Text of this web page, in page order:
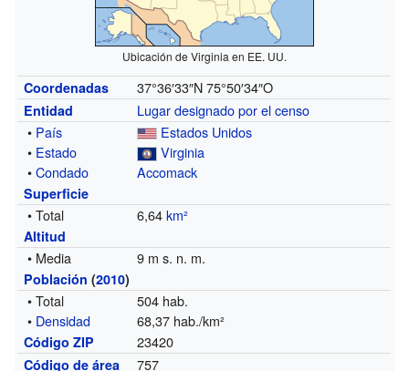
Ubicación de Virginia en EE. UU.
Coordenadas 37°36′33″N 75°50′34″O
Entidad
Lugar designado por el censo
• País
Estados Unidos
• Estado
Virginia
•Condado Accomack
Superficie
• Total 6,64km²
Altitud
• Media 9 m s. n. m.
Población (2010)
• Total
504 hab.
• Densidad 68,37 hab./km²
Código ZIP 23420
Código de área 757